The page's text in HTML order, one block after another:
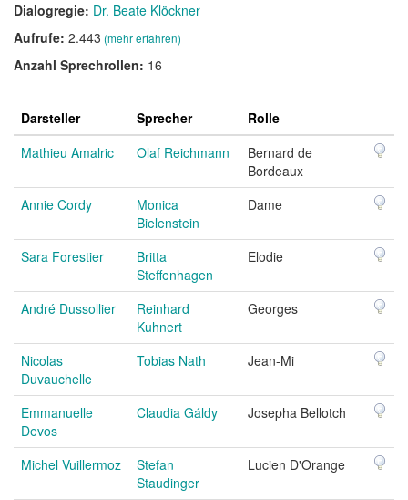
Dialogregie: Dr. Beate Klöckner
Aufrufe: 2.443 (mehr erfahren)
Anzahl Sprechrollen: 16
Darsteller Sprecher
Rolle
Mathieu Amalric
Olaf Reichmann
Bernard de
Bordeaux
Annie Cordy
Monica
Bielenstein
Dame
Sara Forestier
Britta
Steffenhagen
Elodie
André Dussollier
Reinhard
Kuhnert
Georges
Nicolas
Duvauchelle
Tobias Nath Jean-Mi
Emmanuelle
Devos
Claudia Gáldy Josepha Bellotch
Michel Vuillermoz
Stefan
Staudinger
Lucien D'Orange